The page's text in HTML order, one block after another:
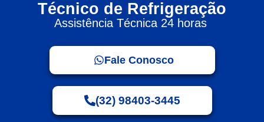
Técnico de Refrigeração
Assistência Técnica 24 horas
Fale Conosco
(32) 98403-3445